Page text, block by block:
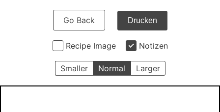
Go Back Drucken
Recipe Image Notizen
Smaller Normal Larger